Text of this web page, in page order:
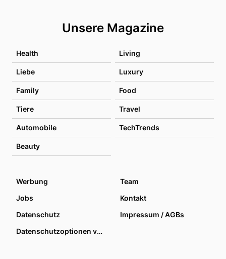
Unsere Magazine
Health Living
Liebe Luxury
Family Food
Tiere Travel
Automobile TechTrends
Beauty
Werbung
Team
Jobs
Kontakt
Datenschutz
Impressum / AGBs
Datenschutzoptionen verwalten